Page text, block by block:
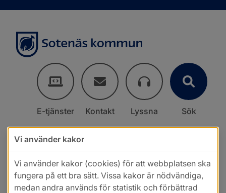
E-tjänster Kontakt Lyssna Sök
Vi använder kakor
Vi använder kakor (cookies) för att webbplatsen ska
fungera på ett bra sätt. Vissa kakor är nödvändiga,
medan andra används för statistik och förbättrad